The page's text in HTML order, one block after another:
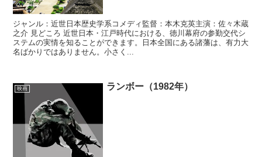
ジャンル：近世日本歴史学系コメディ監督：本木克英主演：佐々木蔵
之介 見どころ 近世日本・江戸時代における、徳川幕府の参勤交代シ
ステムの実情を知ることができます。日本全国にある諸藩は、有力大
名ばかりではありません。小さく...
映画 ランボー（1982年）